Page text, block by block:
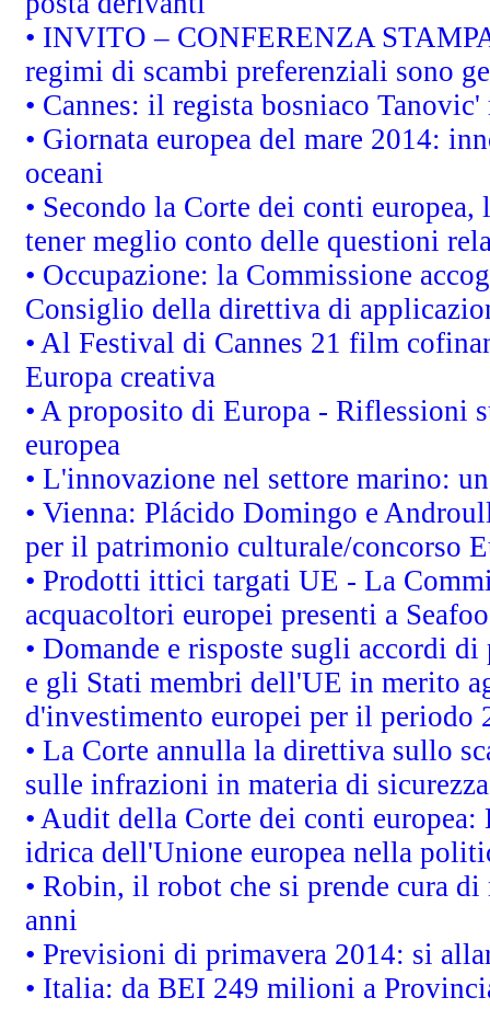
• INVITO – CONFERENZA
regimi di scambi preferenziali sono
• Cannes: il regista bosniaco
• Giornata europea del mare 2014:
oceani
• Secondo la Corte dei conti
tener meglio conto delle questioni
• Occupazione: la Commissione
Consiglio della direttiva di
• Al Festival di Cannes 21 film
Europa creativa
• A proposito di Europa - Riflessioni
europea
• L'innovazione nel settore marino:
• Vienna: Plácido Domingo e
per il patrimonio culturale/concorso
• Prodotti ittici targati UE - La
acquacoltori europei presenti a
• Domande e risposte sugli accordi
e gli Stati membri dell'UE in merito
d'investimento europei per il periodo
• La Corte annulla la direttiva sullo
sulle infrazioni in materia di
• Audit della Corte dei conti
idrica dell'Unione europea nella
• Robin, il robot che si prende cura
anni
• Previsioni di primavera 2014: si
• Italia: da BEI 249 milioni a